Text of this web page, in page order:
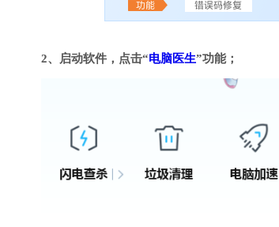
2、启动软件，点击“电脑医生”功能；